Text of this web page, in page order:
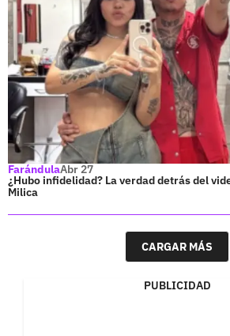
FarándulaAbr 27
¿Hubo infidelidad? La verdad detrás del
Milica
CARGAR MÁS
PUBLICIDAD